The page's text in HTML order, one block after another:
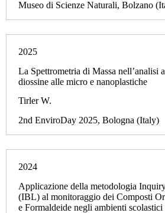
Museo di Scienze Naturali, Bolzano
2025
La Spettrometria di Massa nell’analisi
diossine alle micro e nanoplastiche
Tirler W.
2nd EnviroDay 2025, Bologna (Italy)
2024
Applicazione della metodologia
(IBL) al monitoraggio dei Composti
e Formaldeide negli ambienti scolastici